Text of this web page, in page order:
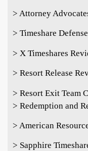
> Attorney
> Timeshare
> X Timeshares
> Resort Release
> Resort Exit Team
> Redemption and
> American
> Sapphire